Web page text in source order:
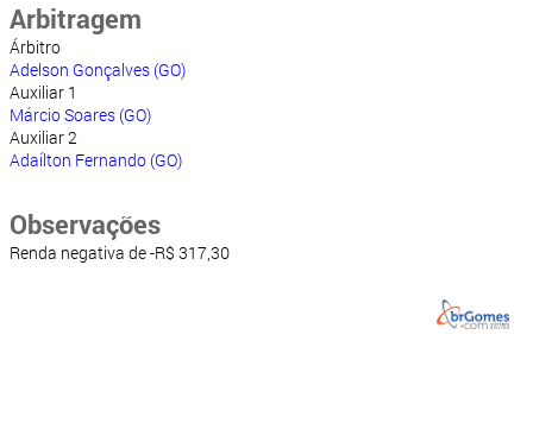
Arbitragem
Árbitro
Adelson Gonçalves (GO)
Auxiliar 1
Márcio Soares (GO)
Auxiliar 2
Adaílton Fernando (GO)
Observações
Renda negativa de -R$ 317,30